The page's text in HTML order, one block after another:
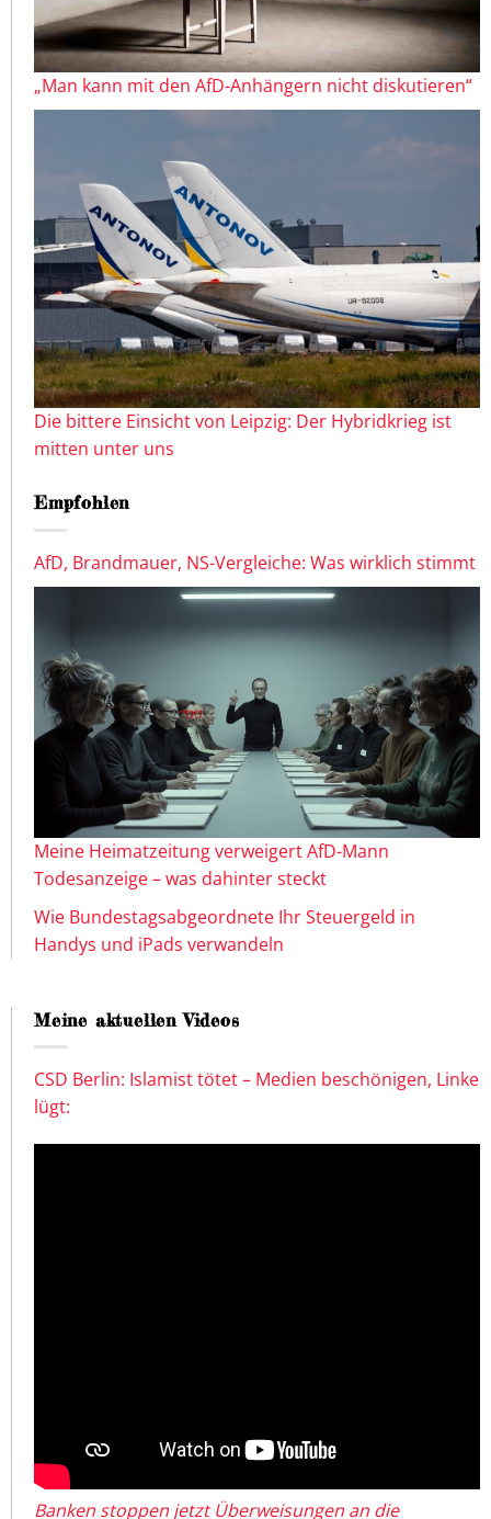
„Man kann mit den AfD-Anhängern nicht diskutieren“
Die bittere Einsicht von Leipzig: Der Hybridkrieg ist
mitten unter uns
Empfohlen
AfD, Brandmauer, NS-Vergleiche: Was wirklich stimmt
Meine Heimatzeitung verweigert AfD-Mann
Todesanzeige – was dahinter steckt
Wie Bundestagsabgeordnete Ihr Steuergeld in
Handys und iPads verwandeln
Meine aktuellen Videos
CSD Berlin: Islamist tötet – Medien beschönigen, Linke
lügt:
Banken stoppen jetzt Überweisungen an die